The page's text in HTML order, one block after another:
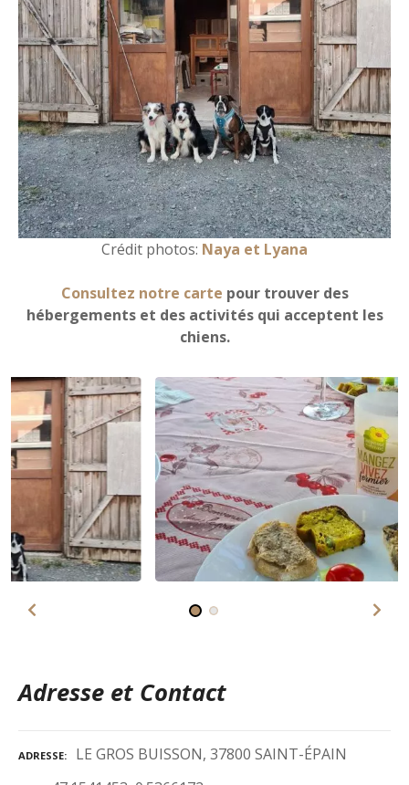
Crédit photos: Naya et Lyana
Consultez notre carte pour trouver des
hébergements et des activités qui acceptent les
chiens.
Adresse et Contact
ADRESSE LE GROS BUISSON, 37800 SAINT-ÉPAIN